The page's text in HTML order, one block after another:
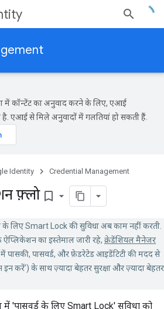
में कॉन्टेंट का अनुवाद करने के लिए, एआई
है. एआई से मिले अनुवादों में गलतियां हो सकती हैं.
Identity Credential Management
फ़्लो bookmark_border
के लिए Smart Lock की सुविधा अब काम नहीं करती.
का इस्तेमाल जारी रहे, क्रेडेंशियल मैनेजर
पासकी, पासवर्ड, और फ़ेडरेटेड आइडेंटिटी की मदद से
करें') के साथ ज़्यादा बेहतर सुरक्षा और ज़्यादा बेहतर
'पासवर्ड के लिए Smart Lock' सुविधा को